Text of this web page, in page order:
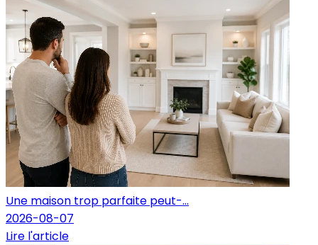
Une maison trop parfaite peut-...
2026-08-07
Lire l'article